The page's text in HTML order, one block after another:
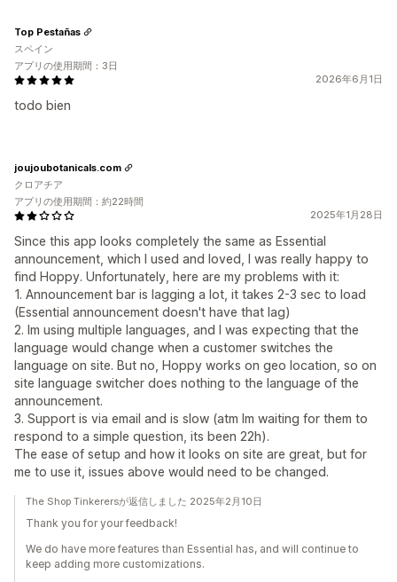
2026年6月1日
todo bien
Top Pestañas
スペイン
アプリの使用期間：3日
2025年1月28日
Since this app looks completely the same as Essential
announcement, which I used and loved, I was really happy to
find Hoppy. Unfortunately, here are my problems with it:
1. Announcement bar is lagging a lot, it takes 2-3 sec to load
(Essential announcement doesn't have that lag)
2. Im using multiple languages, and I was expecting that the
language would change when a customer switches the
language on site. But no, Hoppy works on geo location, so on
site language switcher does nothing to the language of the
announcement.
3. Support is via email and is slow (atm Im waiting for them to
respond to a simple question, its been 22h).
The ease of setup and how it looks on site are great, but for
me to use it, issues above would need to be changed.
joujoubotanicals.com
クロアチア
アプリの使用期間：約22時間
The Shop Tinkerersが返信しました 2025年2月10日
Thank you for your feedback!
We do have more features than Essential has, and will continue to
keep adding more customizations.